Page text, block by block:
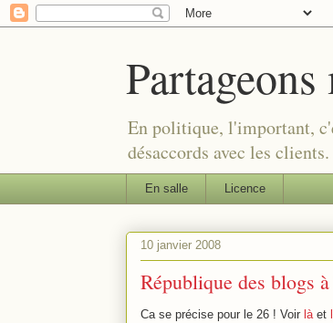
En politique, l'important,
désaccords avec les clients.
En salle Licence
10 janvier 2008
République des blogs
Ca se précise pour le 26 ! Voir là et